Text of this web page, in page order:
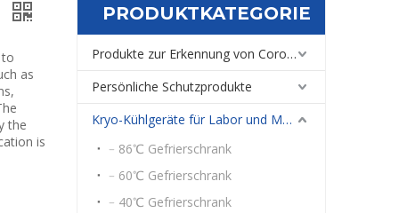
as
the
is
PRODUKTKATEGORIE
Produkte zur Erkennung von Coronaviren
Persönliche Schutzprodukte
Kryo-Kühlgeräte für Labor und Medizin
﹣86℃ Gefrierschrank
﹣60℃ Gefrierschrank
﹣40℃ Gefrierschrank